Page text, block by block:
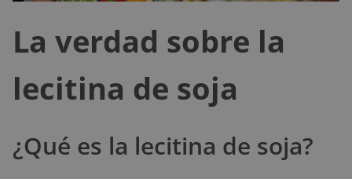
La verdad sobre la
lecitina de soja
¿Qué es la lecitina de soja?